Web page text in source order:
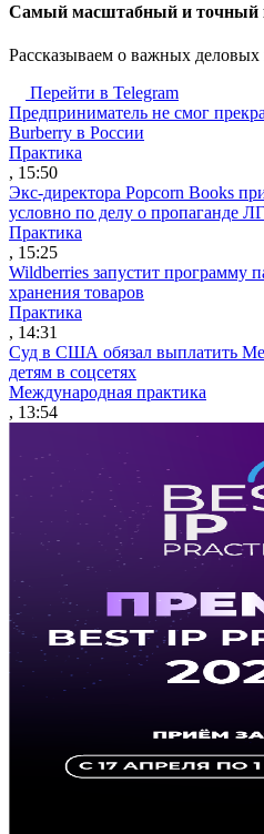
Cамый масштабный и точный
Рассказываем о важных
Перейти в Telegram
Предприниматель не смог
Burberry в России
Практика
, 15:50
Экс-директора Popcorn Books
условно по делу о пропаганде
Практика
, 15:25
Wildberries запустит программу
хранения товаров
Практика
, 14:31
Суд в США обязал выплатить
детям в соцсетях
Международная практика
, 13:54